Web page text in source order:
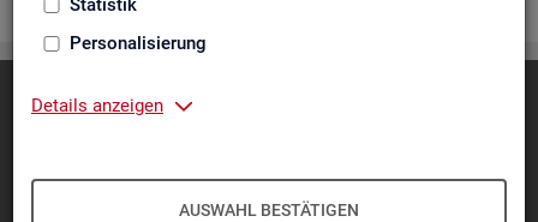
Statistik
Personalisierung
Details anzeigen
AUSWAHL BESTÄTIGEN
IN­TER­AK­TI­VE STA­TIS­TI­KEN